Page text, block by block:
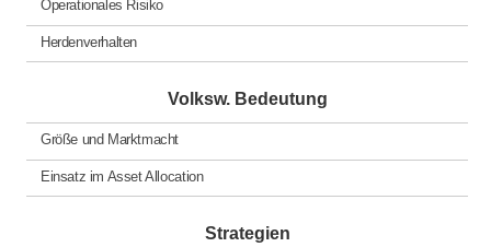
Operationales Risiko
Herdenverhalten
Volksw. Bedeutung
Größe und Marktmacht
Einsatz im Asset Allocation
Strategien